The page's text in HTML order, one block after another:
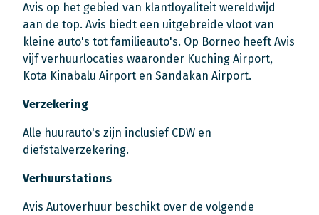
Avis op het gebied van klantloyaliteit wereldwijd
aan de top. Avis biedt een uitgebreide vloot van
kleine auto's tot familieauto's. Op Borneo heeft Avis
vijf verhuurlocaties waaronder Kuching Airport,
Kota Kinabalu Airport en Sandakan Airport.
Verzekering
Alle huurauto's zijn inclusief CDW en
diefstalverzekering.
Verhuurstations
Avis Autoverhuur beschikt over de volgende